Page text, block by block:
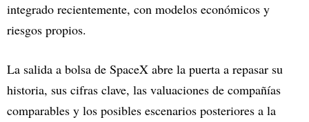
integrado recientemente, con modelos económicos y
riesgos propios.
La salida a bolsa de SpaceX abre la puerta a repasar su
historia, sus cifras clave, las valuaciones de compañías
comparables y los posibles escenarios posteriores a la